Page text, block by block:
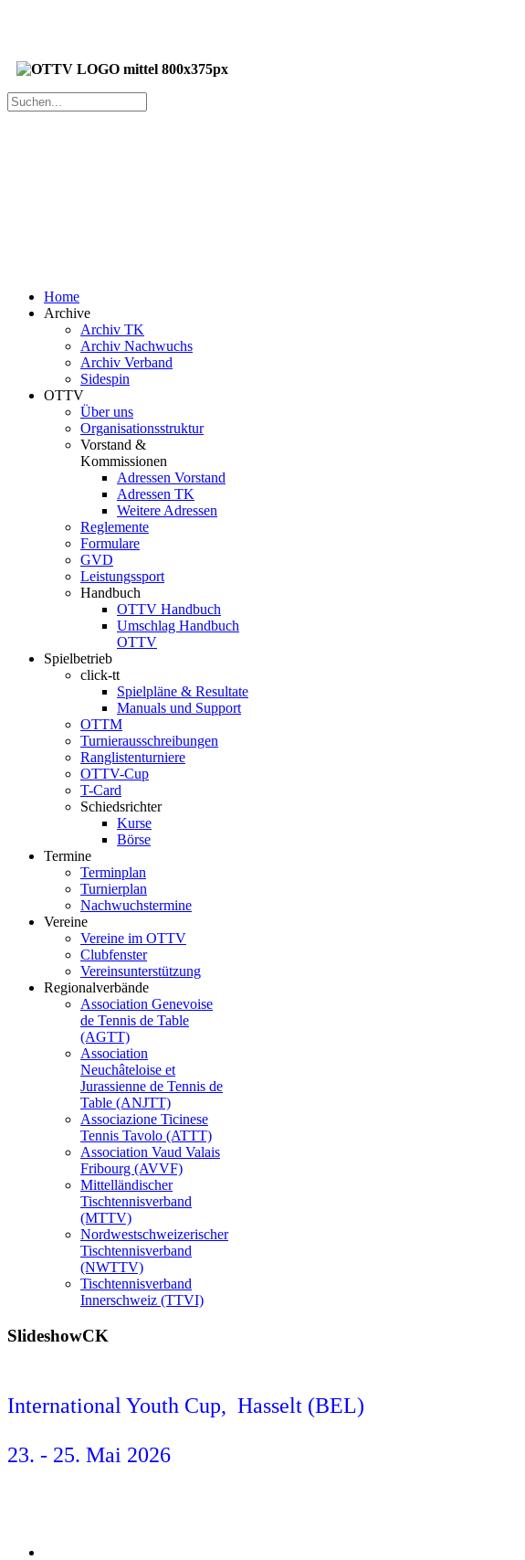
Home
Archive
Archiv TK
Archiv Nachwuchs
Archiv Verband
Sidespin
OTTV
Über uns
Organisationsstruktur
Vorstand &
Kommissionen
Adressen Vorstand
Adressen TK
Weitere Adressen
Reglemente
Formulare
GVD
Leistungssport
Handbuch
OTTV Handbuch
Umschlag Handbuch
OTTV
Spielbetrieb
click-tt
Spielpläne & Resultate
Manuals und Support
OTTM
Turnierausschreibungen
Ranglistenturniere
OTTV-Cup
T-Card
Schiedsrichter
Kurse
Börse
Termine
Terminplan
Turnierplan
Nachwuchstermine
Vereine
Vereine im OTTV
Clubfenster
Vereinsunterstützung
Regionalverbände
Association Genevoise
de Tennis de Table
(AGTT)
Association
Neuchâteloise et
Jurassienne de Tennis de
Table (ANJTT)
Associazione Ticinese
Tennis Tavolo (ATTT)
Association Vaud Valais
Fribourg (AVVF)
Mittelländischer
Tischtennisverband
(MTTV)
Nordwestschweizerischer
Tischtennisverband
(NWTTV)
Tischtennisverband
Innerschweiz (TTVI)
SlideshowCK
International Youth Cup, Hasselt (BEL)
23. - 25. Mai 2026